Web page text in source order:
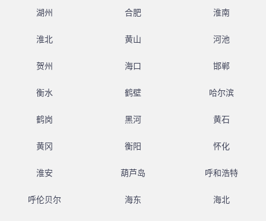
湖州 合肥 淮南
淮北 黄山 河池
贺州 海口 邯郸
衡水 鹤壁 哈尔滨
鹤岗 黑河 黄石
黄冈 衡阳 怀化
淮安 葫芦岛 呼和浩特
呼伦贝尔 海东 海北